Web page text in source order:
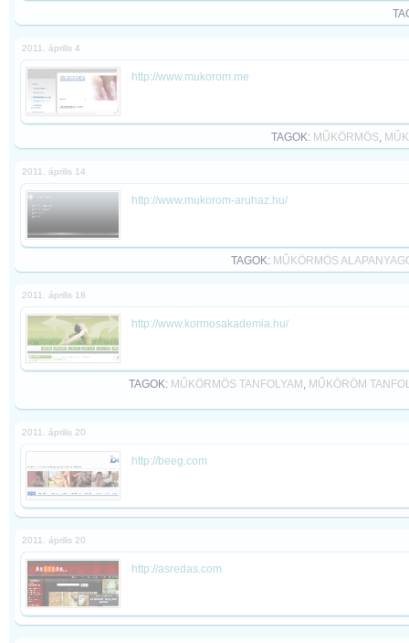
2011. április 4
http://www.mukorom.me
TAGOK: MŰKÖRMÖS,
2011. április 14
http://www.mukorom-aruhaz.hu/
TAGOK: MŰKÖRMÖS
2011. április 18
http://www.kormosakademia.hu/
TAGOK: MŰKÖRMÖS TANFOLYAM , MŰKÖRÖM
2011. április 20
http://beeg.com
2011. április 20
http://asredas.com